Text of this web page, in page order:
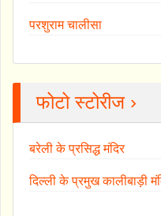
परशुराम चालीसा
फोटो स्टोरीज ›
बरेली के प्रसिद्ध मंदिर
दिल्ली के प्रमुख कालीबाड़ी